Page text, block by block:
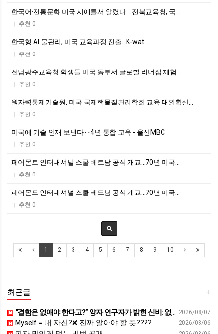
한국어·전통문화 미국 시애틀서 알렸다… 전북교육청, 국…
| 추천 0
한국형 AI 물관리, 미국 교육과정 진출...K-wat…
| 추천 0
전남광주교육청 학생들 미국 동부서 글로벌 리더십 체험 …
| 추천 0
원자력통제기술원, 미국 국제핵물질관리학회 교육·대외확산…
| 추천 0
미국에 기술 인재 보낸다‥4년 통합 교육 - 울산MBC
| 추천 0
페어몬트 인터내셔널 스쿨 베트남 공식 개교…70년 미국…
| 추천 0
페어몬트 인터내셔널 스쿨 베트남 공식 개교…70년 미국…
| 추천 0
1 2 3 4 5 6 7 8 9 10
+
최근글
2026/08/07
“결함은 없애야 한다고?” 양자 연구자가 밝힌 신비: 없애려던 흠이 무기가 되는 방법 | 이정현 KIST 양자기술연구단 선임연구원 | 양자 컴퓨터 인생 | 세바시 2121회
2026/08/06
Myself = 내 자신?❌ 진짜 알아야 할 뜻????